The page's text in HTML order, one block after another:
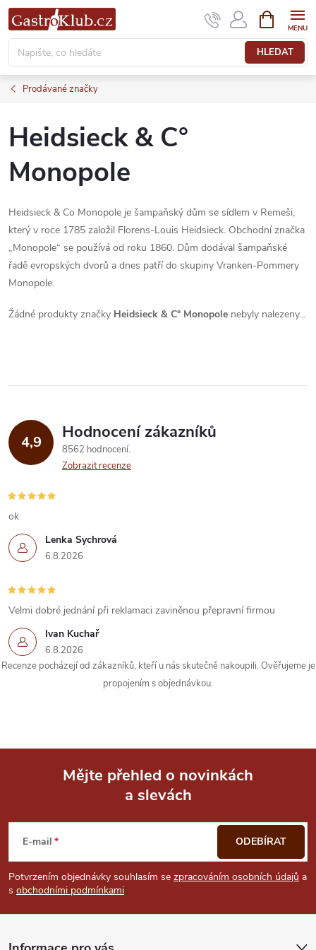
Přejít
na
obsah
HLEDAT
NÁKUPNÍ
KOŠÍK
Prodávané značky
Heidsieck & C°
Monopole
Heidsieck & Co Monopole je šampaňský dům se sídlem v Remeši,
který v roce 1785 založil Florens-Louis Heidsieck. Obchodní značka
„Monopole“ se používá od roku 1860. Dům dodával šampaňské
řadě evropských dvorů a dnes patří do skupiny Vranken-Pommery
Monopole.
Žádné produkty značky Heidsieck & C° Monopole nebyly nalezeny...
4,9 Hodnocení zákazníků
8562 hodnocení
Zobrazit recenze
Lenka Sychrová
6.8.2026
ok
Ivan Kuchař
6.8.2026
Velmi dobré jednání při reklamaci zaviněnou přepravní firmou
Recenze pocházejí od zákazníků, kteří u nás skutečně nakoupili. Ověřujeme je
propojením s objednávkou.
p
a
Mějte přehled o novinkách
a slevách
E-mail
Potvrzením objednávky souhlasím se zpracováním osobních údajů a
s obchodními podmínkami
ODEBÍRAT